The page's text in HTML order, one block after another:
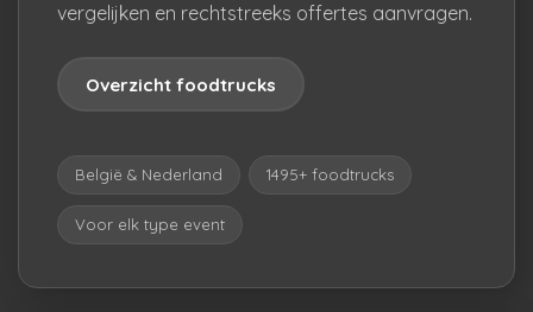
vergelijken en rechtstreeks offertes aanvragen.
Overzicht foodtrucks
België & Nederland 1495+ foodtrucks
Voor elk type event